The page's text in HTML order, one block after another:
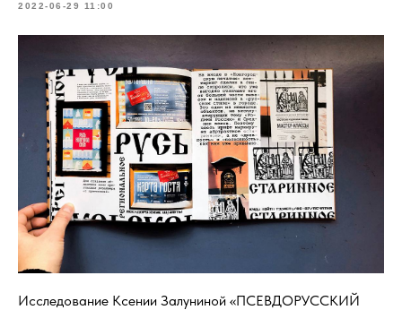
2022-06-29 11:00
Исследование Ксении Залуниной «ПСЕВДОРУССКИЙ